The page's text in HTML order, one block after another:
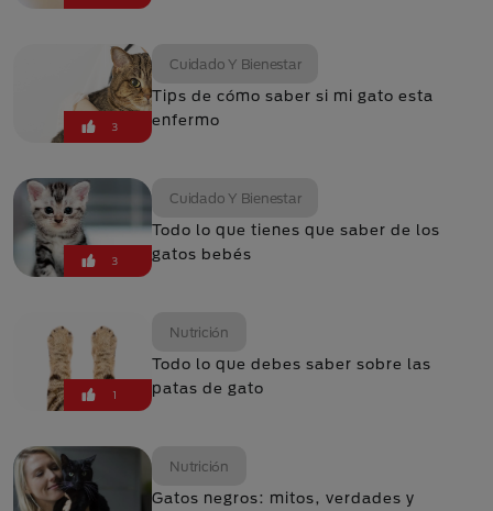
3
Cuidado Y Bienestar
Tips de cómo saber si mi gato esta
enfermo
3
Cuidado Y Bienestar
Todo lo que tienes que saber de los
gatos bebés
1
Nutrición
Todo lo que debes saber sobre las
patas de gato
Nutrición
Gatos negros: mitos, verdades y